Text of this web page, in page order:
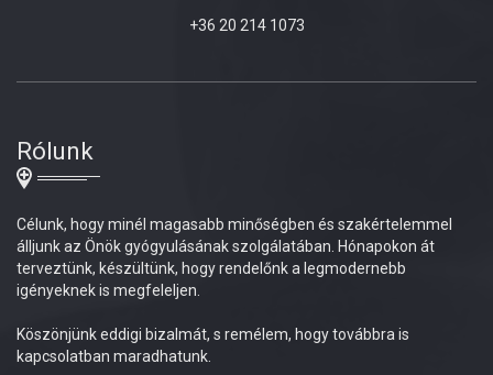
+36 20 214 1073
Rólunk
Célunk, hogy minél magasabb minőségben és szakértelemmel
álljunk az Önök gyógyulásának szolgálatában. Hónapokon át
terveztünk, készültünk, hogy rendelőnk a legmodernebb
igényeknek is megfeleljen.
Köszönjünk eddigi bizalmát, s remélem, hogy továbbra is
kapcsolatban maradhatunk.